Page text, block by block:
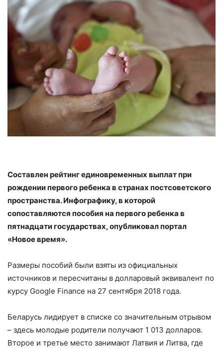
Составлен рейтинг единовременных выплат при
рождении первого ребенка в странах постсоветского
пространства. Инфографику, в которой
сопоставляются пособия на первого ребенка в
пятнадцати государствах, опубликовал портал
«Новое время».
Размеры пособий были взяты из официальных
источников и пересчитаны в долларовый эквивалент по
курсу Google Finance на 27 сентября 2018 года.
Беларусь лидирует в списке со значительным отрывом
– здесь молодые родители получают 1 013 долларов.
Второе и третье место занимают Латвия и Литва, где